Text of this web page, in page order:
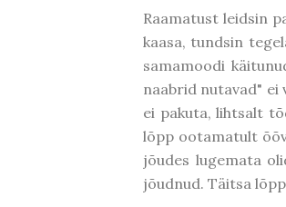
Raamatust leidsin
kaasa, tundsin
samamoodi
naabrid nutavad" ei
ei pakuta, lihtsalt
lõpp ootamatult
jõudes lugemata
jõudnud. Täitsa